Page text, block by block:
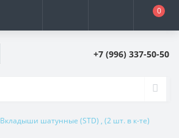
0
+7 (996) 337-50-50
Вкладыши шатунные (STD) , (2 шт. в к-те)